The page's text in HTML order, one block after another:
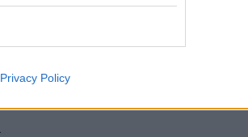
Privacy Policy